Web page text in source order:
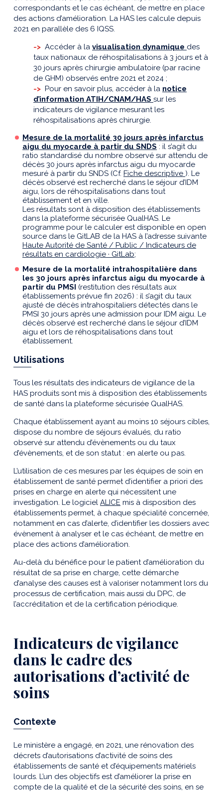
correspondants et le cas échéant, de mettre en place
des actions d’amélioration. La HAS les calcule depuis
2021 en parallèle des 6 IQSS.
-> Accéder à la visualisation dynamique des
taux nationaux de réhospitalisations à 3 jours et à
30 jours après chirurgie ambulatoire (par racine
de GHM) observés entre 2021 et 2024 ;
-> Pour en savoir plus, accéder à la notice
d’information ATIH/CNAM/HAS sur les
indicateurs de vigilance mesurant les
réhospitalisations après chirurgie.
Mesure de la mortalité 30 jours après infarctus
aigu du myocarde à partir du SNDS : il s’agit du
ratio standardisé du nombre observé sur attendu de
décès 30 jours après infarctus aigu du myocarde
mesuré à partir du SNDS (Cf. Fiche descriptive ). Le
décès observé est recherché dans le séjour d’IDM
aigu, lors de réhospitalisations dans tout
établissement et en ville.
Les résultats sont à disposition des établissements
dans la plateforme sécurisée QualHAS. Le
programme pour le calculer est disponible en open
source dans le GitLAB de la HAS à l’adresse suivante
Haute Autorité de Santé / Public / Indicateurs de
résultats en cardiologie · GitLab;
Mesure de la mortalité intrahospitalière dans
les 30 jours après infarctus aigu du myocarde à
partir du PMSI (restitution des résultats aux
établissements prévue fin 2026) : il s’agit du taux
ajusté de décès intrahospitaliers détectés dans le
PMSI 30 jours après une admission pour IDM aigu. Le
décès observé est recherché dans le séjour d’IDM
aigu et lors de réhospitalisations dans tout
établissement.
Utilisations
Tous les résultats des indicateurs de vigilance de la
HAS produits sont mis à disposition des établissements
de santé dans la plateforme sécurisée QualHAS.
Chaque établissement ayant au moins 10 séjours cibles,
dispose du nombre de séjours évalués, du ratio
observé sur attendu d’évènements ou du taux
d’évènements, et de son statut : en alerte ou pas.
L’utilisation de ces mesures par les équipes de soin en
établissement de santé permet d’identifier a priori des
prises en charge en alerte qui nécessitent une
investigation. Le logiciel ALICE mis à disposition des
établissements permet, à chaque spécialité concernée,
notamment en cas d’alerte, d’identifier les dossiers avec
évènement à analyser et le cas échéant, de mettre en
place des actions d’amélioration.
Au-delà du bénéfice pour le patient d’amélioration du
résultat de sa prise en charge, cette démarche
d’analyse des causes est à valoriser notamment lors du
processus de certification, mais aussi du DPC, de
l’accréditation et de la certification périodique.
Indicateurs de vigilance
dans le cadre des
autorisations d’activité de
soins
Contexte
Le ministère a engagé, en 2021, une rénovation des
décrets d’autorisations d’activité de soins des
établissements de santé et d’équipements matériels
lourds. L’un des objectifs est d’améliorer la prise en
compte de la qualité et de la sécurité des soins, en se